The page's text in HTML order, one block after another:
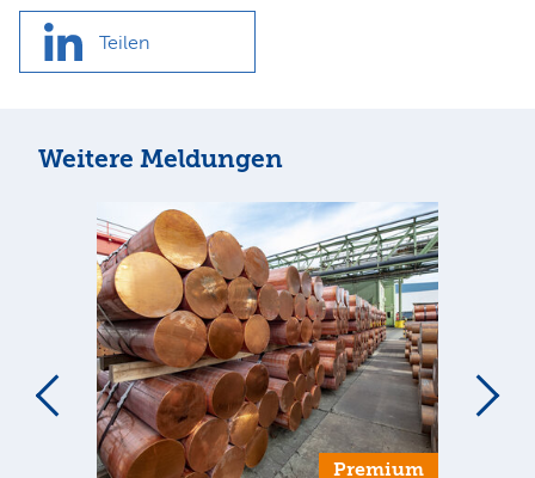
Teilen
Weitere Meldungen
Premium